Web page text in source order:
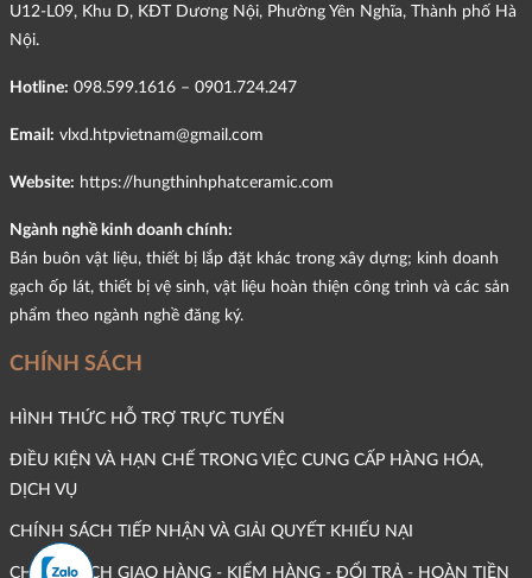
U12-L09, Khu D, KĐT Dương Nội, Phường Yên Nghĩa, Thành phố Hà
Nội.
Hotline: 098.599.1616 – 0901.724.247
Email: vlxd.htpvietnam@gmail.com
Website: https://hungthinhphatceramic.com
Ngành nghề kinh doanh chính:
Bán buôn vật liệu, thiết bị lắp đặt khác trong xây dựng; kinh doanh
gạch ốp lát, thiết bị vệ sinh, vật liệu hoàn thiện công trình và các sản
phẩm theo ngành nghề đăng ký.
CHÍNH SÁCH
HÌNH THỨC HỖ TRỢ TRỰC TUYẾN
ĐIỀU KIỆN VÀ HẠN CHẾ TRONG VIỆC CUNG CẤP HÀNG HÓA,
DỊCH VỤ
CHÍNH SÁCH TIẾP NHẬN VÀ GIẢI QUYẾT KHIẾU NẠI
CHÍNH SÁCH GIAO HÀNG - KIỂM HÀNG - ĐỔI TRẢ - HOÀN TIỀN